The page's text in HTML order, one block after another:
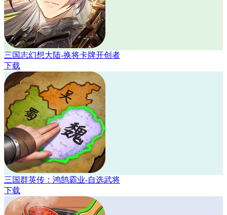
三国志幻想大陆-换将卡牌开创者
下载
三国群英传：鸿鹄霸业-自选武将
下载